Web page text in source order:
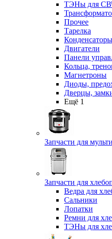
ТЭНы для
Прочее
Тарелка
Двигатели
Панели
Кольца,
Магнетроны
Диоды,
Дверцы,
Ещё 1
Запчасти для
Запчасти для
Ведра для
Сальники
Лопатки
Ремни для
ТЭНы для